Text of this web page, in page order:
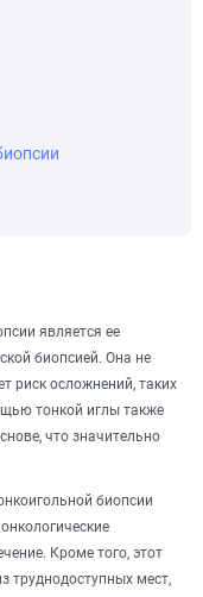
является ее
биопсией. Она не
риск осложнений, таких
тонкой иглы также
что значительно
биопсии
Кроме того, этот
труднодоступных мест,